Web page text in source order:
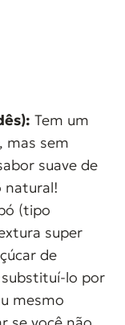
Tem um
mas sem
suave de
natural!
(tipo
super
de
lo por
mesmo